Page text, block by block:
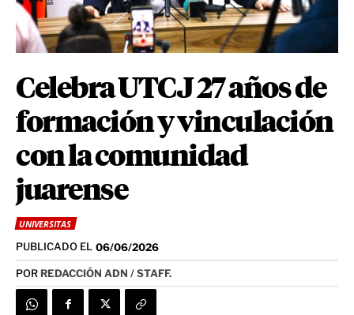
Celebra UTCJ 27 años de
formación y vinculación
con la comunidad
juarense
UNIVERSITAS
PUBLICADO EL 06/06/2026
POR REDACCIÓN ADN / STAFF.